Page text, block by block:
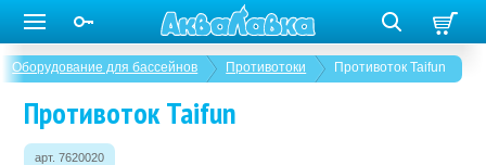
Оборудование для бассейнов Противотоки Противоток Taifun
Противоток Taifun
арт. 7620020